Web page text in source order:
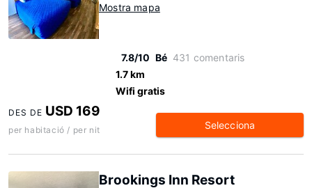
Mostra mapa
7.8/10 Bé 431 comentaris
1.7 km
Wifi gratis
DES DE USD 169
per habitació / per nit Selecciona
Brookings Inn Resort